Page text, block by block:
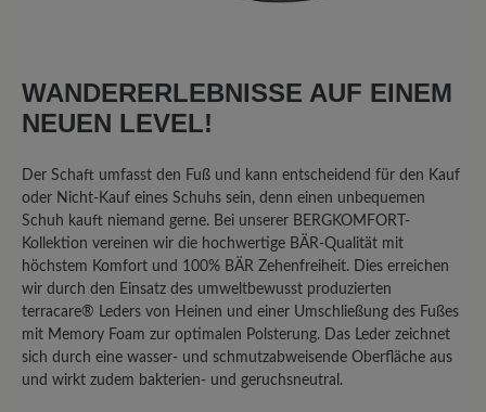
Bewerten Sie dieses Produkt!
Teilen Sie Ihre Erfahrungen mit anderen
Kunden.
Bewertung schreiben
WANDERERLEBNISSE AUF EINEM
NEUEN LEVEL!
Der Schaft umfasst den Fuß und kann entscheidend für den Kauf
oder Nicht-Kauf eines Schuhs sein, denn einen unbequemen
Schuh kauft niemand gerne. Bei unserer BERGKOMFORT-
Kollektion vereinen wir die hochwertige BÄR-Qualität mit
höchstem Komfort und 100% BÄR Zehenfreiheit. Dies erreichen
wir durch den Einsatz des umweltbewusst produzierten
terracare® Leders von Heinen und einer Umschließung des Fußes
mit Memory Foam zur optimalen Polsterung. Das Leder zeichnet
sich durch eine wasser- und schmutzabweisende Oberfläche aus
und wirkt zudem bakterien- und geruchsneutral.